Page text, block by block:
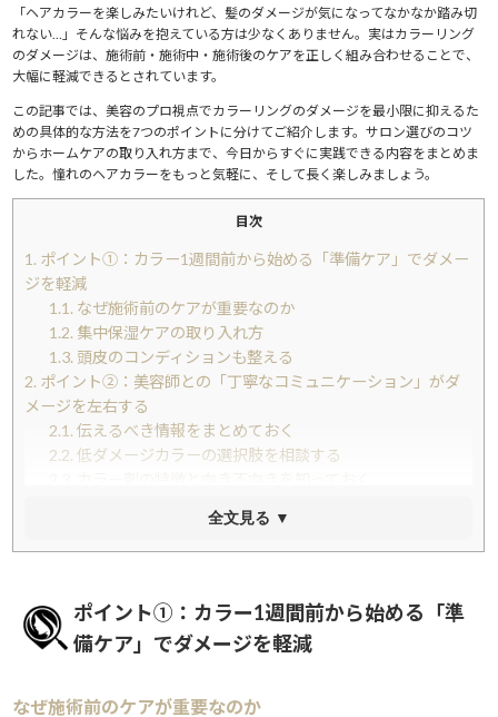
「ヘアカラーを楽しみたいけれど、髪のダメージが気になってなかなか踏み切
れない…」そんな悩みを抱えている方は少なくありません。実はカラーリング
のダメージは、施術前・施術中・施術後のケアを正しく組み合わせることで、
大幅に軽減できるとされています。
この記事では、美容のプロ視点でカラーリングのダメージを最小限に抑えるた
めの具体的な方法を7つのポイントに分けてご紹介します。サロン選びのコツ
からホームケアの取り入れ方まで、今日からすぐに実践できる内容をまとめま
した。憧れのヘアカラーをもっと気軽に、そして長く楽しみましょう。
目次
1. ポイント①：カラー1週間前から始める「準備ケア」でダメー
ジを軽減
1.1.なぜ施術前のケアが重要なのか
1.2.集中保湿ケアの取り入れ方
1.3.頭皮のコンディションも整える
2. ポイント②：美容師との「丁寧なコミュニケーション」がダ
メージを左右する
2.1. 伝えるべき情報をまとめておく
2.2. 低ダメージカラーの選択肢を相談する
ポイント③：カラー後72時間が勝負！「アフターケア」で色
持ちとツヤを守る
3.2.
カラーケア専用シャンプー＆トリートメントを選ぶ
3.3.
週1〜2回の集中ヘアマスクで内部補修
4.ポイント④：熱・紫外線・摩擦からカラー髪を守る「日常の
4.1.ヒートプロテクト剤でドライヤー・アイロンの熱ダメー
全文見る ▼
ポイント①：カラー1週間前から始める「準
備ケア」でダメージを軽減
なぜ施術前のケアが重要なのか